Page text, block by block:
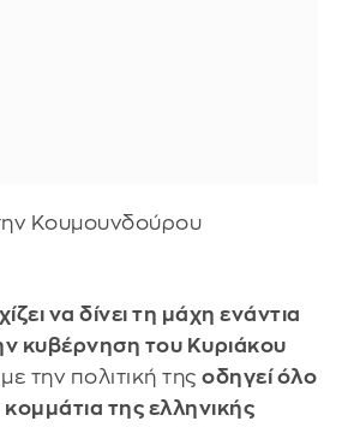
Κουμουνδούρου
να δίνει τη μάχη ενάντια
κυβέρνηση του Κυριάκου
την πολιτική της οδηγεί όλο
της ελληνικής